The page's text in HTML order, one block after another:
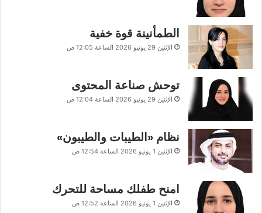
الطمأنينة قوة خفية
الإثنين 29 يونيو 2026 الساعة 12:05 ص
توحش صناعة المحتوى
الإثنين 29 يونيو 2026 الساعة 12:04 ص
نظام «الطيبات والطيبون»
الإثنين 1 يونيو 2026 الساعة 12:54 ص
امنح طفلك مساحة للتحرك
الإثنين 1 يونيو 2026 الساعة 12:52 ص